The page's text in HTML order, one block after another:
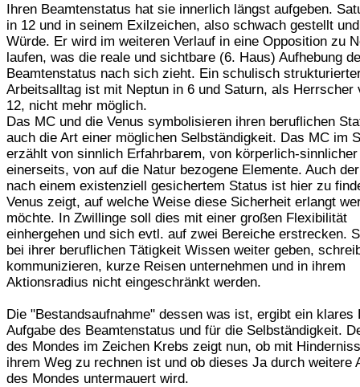
Ihren Beamtenstatus hat sie innerlich längst aufgeben.
in 12 und in seinem Exilzeichen, also schwach gestellt
Würde. Er wird im weiteren Verlauf in eine Opposition zu
laufen, was die reale und sichtbare (6. Haus) Aufhebung
Beamtenstatus nach sich zieht. Ein schulisch
Arbeitsalltag ist mit Neptun in 6 und Saturn, als Herrscher
12, nicht mehr möglich.
Das MC und die Venus symbolisieren ihren beruflichen
auch die Art einer möglichen Selbständigkeit. Das MC im
erzählt von sinnlich Erfahrbarem, von körperlich-sinnlicher
einerseits, von auf die Natur bezogene Elemente. Auch
nach einem existenziell gesichertem Status ist hier zu
Venus zeigt, auf welche Weise diese Sicherheit erlangt
möchte. In Zwillinge soll dies mit einer großen Flexibilität
einhergehen und sich evtl. auf zwei Bereiche erstrecken.
bei ihrer beruflichen Tätigkeit Wissen weiter geben,
kommunizieren, kurze Reisen unternehmen und in ihrem
Aktionsradius nicht eingeschränkt werden.
Die "Bestandsaufnahme" dessen was ist, ergibt ein klares
Aufgabe des Beamtenstatus und für die Selbständigkeit.
des Mondes im Zeichen Krebs zeigt nun, ob mit
ihrem Weg zu rechnen ist und ob dieses Ja durch weitere
des Mondes untermauert wird.